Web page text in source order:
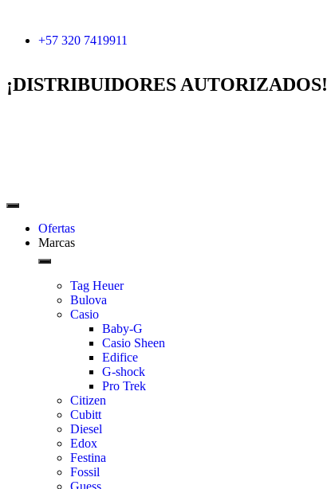
+57 320 7419911
¡DISTRIBUIDORES AUTORIZADOS!
Ofertas
Marcas
Tag Heuer
Bulova
Casio
Baby-G
Casio Sheen
Edifice
G-shock
Pro Trek
Citizen
Cubitt
Diesel
Edox
Festina
Fossil
Guess